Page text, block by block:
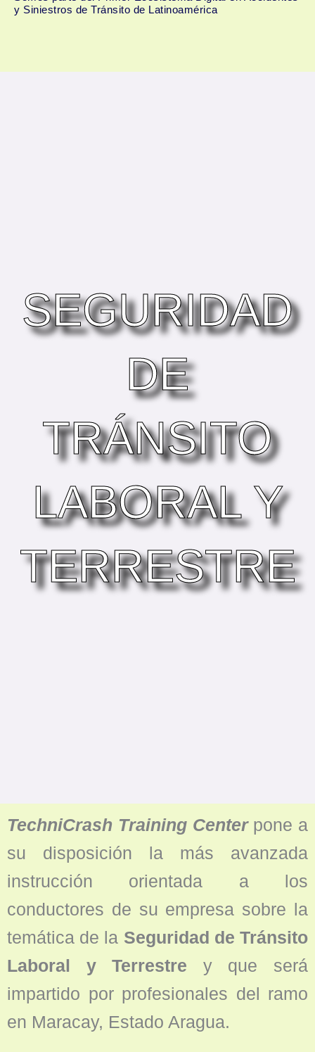
y Siniestros de Tránsito de Latinoamérica
SEGURIDAD
DE
TRÁNSITO
LABORAL Y
TERRESTRE
TechniCrash Training Center pone a
su disposición la más avanzada
instrucción orientada a los
conductores de su empresa sobre la
temática de la Seguridad de Tránsito
Laboral y Terrestre y que será
impartido por profesionales del ramo
en Maracay, Estado Aragua.